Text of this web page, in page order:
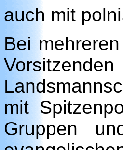
auch mit
Bei
mit
Gruppen